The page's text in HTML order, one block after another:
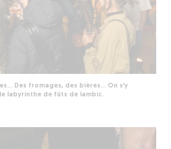
Des fromages, des bières… On s’y
labyrinthe de fûts de lambic.